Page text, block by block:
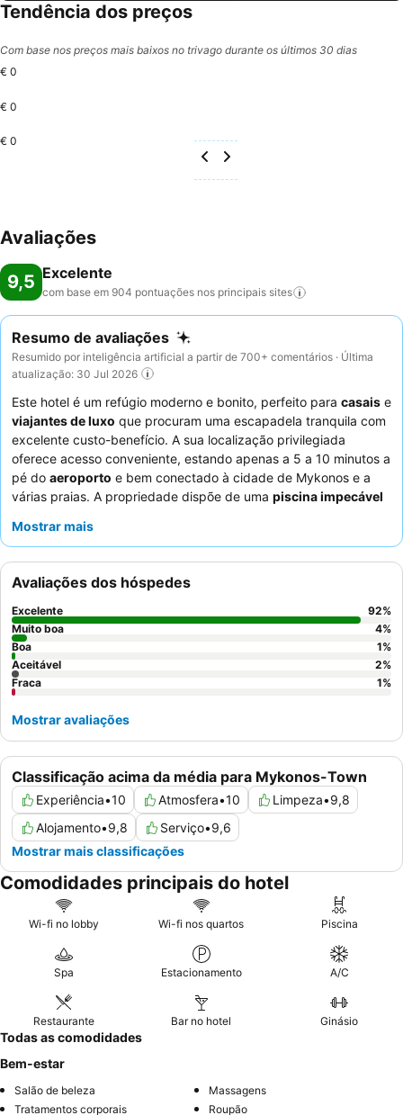
Tendência dos preços
Com base nos preços mais baixos no trivago durante os últimos 30 dias
€ 0
€ 0
€ 0
Avaliações
9,5 Excelente
com base em 904 pontuações nos principais sites
Resumo de avaliações
Resumido por inteligência artificial a partir de 700+ comentários · Última
atualização: 30 Jul 2026
Este hotel é um refúgio moderno e bonito, perfeito para casais e
viajantes de luxo que procuram uma escapadela tranquila com
excelente custo-benefício. A sua localização privilegiada
oferece acesso conveniente, estando apenas a 5 a 10 minutos a
pé do aeroporto e bem conectado à cidade de Mykonos e a
várias praias. A propriedade dispõe de uma piscina impecável
privados para o máximo relaxamento. Os hóspedes elogiam
delicioso e variado
pequeno-almoço
hora. Para uma experiência aprimorada, considere reservar um
quarto com um
Mostrar mais
Classificação acima da média para Mykonos-Town
Experiência•10 Atmosfera•10 Limpeza•9,8
Alojamento•9,8 Serviço•9,6
Mostrar mais classificações
Avaliações dos hóspedes
Excelente 92%
Muito boa
4%
Boa
1%
Aceitável
2%
Fraca
1%
Mostrar avaliações
Comodidades principais do hotel
Wi-fi no lobby Wi-fi nos quartos Piscina
Spa Estacionamento A/C
Restaurante Bar no hotel Ginásio
Todas as comodidades
Bem-estar
Salão de beleza
Massagens
Tratamentos corporais
Roupão